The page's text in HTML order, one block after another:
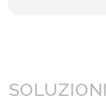
SOLUZIONI